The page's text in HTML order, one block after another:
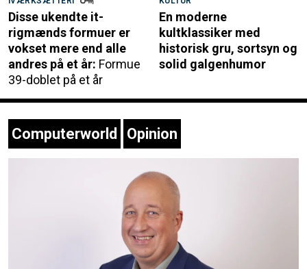
Disse ukendte it-
rigmænds formuer er
vokset mere end alle
andres på et år: Formue
39-doblet på et år
En moderne
kultklassiker med
historisk gru, sortsyn og
solid galgenhumor
Computerworld Opinion